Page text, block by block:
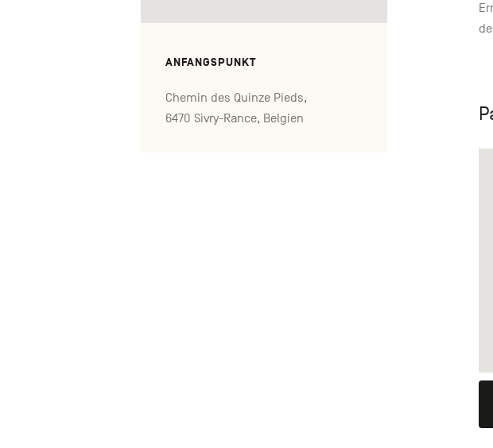
ANFANGSPUNKT
Chemin des Quinze Pieds,
6470 Sivry-Rance, Belgien